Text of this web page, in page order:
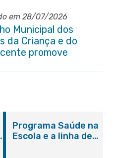
em 28/07/2026
Municipal dos
da Criança e do
promove
de alinhamento com
públicos
Programa Saúde na
Escola e a linha de